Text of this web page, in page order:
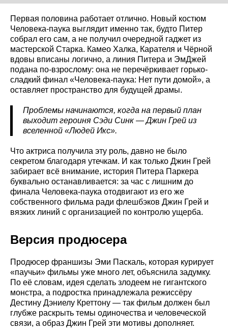
Первая половина работает отлично. Новый костюм
Человека-паука выглядит именно так, будто Питер
собрал его сам, а не получил очередной гаджет из
мастерской Старка. Камео Халка, Карателя и Чёрной
вдовы вписаны логично, а линия Питера и ЭмДжей
подана по-взрослому: она не перечёркивает горько-
сладкий финал «Человека-паука: Нет пути домой», а
оставляет пространство для будущей драмы.
Проблемы начинаются, когда на первый план
выходит героиня Сэди Синк — Джин Грей из
вселенной «Людей Икс».
Что актриса получила эту роль, давно не было
секретом благодаря утечкам. И как только Джин Грей
забирает всё внимание, история Питера Паркера
буквально останавливается: за час с лишним до
финала Человека-паука отодвигают из его же
собственного фильма ради флешбэков Джин Грей и
вязких линий с организацией по контролю ущерба.
Версия продюсера
Продюсер франшизы Эми Паскаль, которая курирует
«паучьи» фильмы уже много лет, объяснила задумку.
По её словам, идея сделать злодеем не гигантского
монстра, а подростка принадлежала режиссёру
Дестину Дэниелу Креттону — так фильм должен был
глубже раскрыть темы одиночества и человеческой
связи, а образ Джин Грей эти мотивы дополняет.